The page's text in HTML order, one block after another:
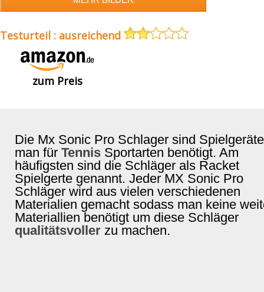
Testurteil : ausreichend
zum Preis
Die Mx Sonic Pro Schlager sind
man für Tennis Sportarten benötigt. Am
häufigsten sind die Schläger als Racket
Spielgerte genannt. Jeder MX Sonic Pro
Schläger wird aus vielen verschiedenen
Materialien gemacht sodass man keine
Materiallien benötigt um diese Schläger
qualitätsvoller zu machen.